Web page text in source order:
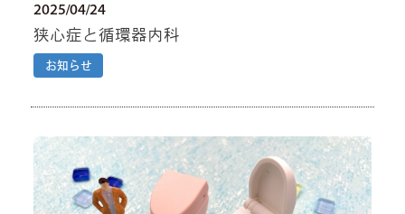
2025/04/24
狭心症と循環器内科
お知らせ